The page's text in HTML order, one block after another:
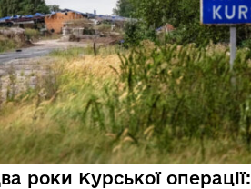
роки Курської операції: